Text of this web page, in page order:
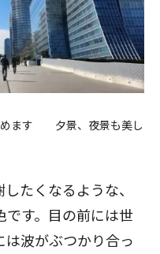
めます 夕景、夜景も美し
たくなるような、
です。目の前には世
波がぶつかり合っ